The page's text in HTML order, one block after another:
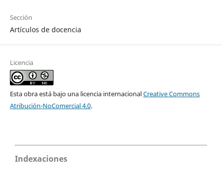
Sección
Artículos de docencia
Licencia
Esta obra está bajo una licencia internacionalCreative Commons
Atribución-NoComercial 4.0.
Indexaciones